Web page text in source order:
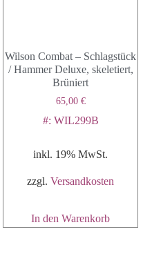
Wilson Combat – Schlagstück
/ Hammer Deluxe, skeletiert,
Brüniert
65,00 €
#: WIL299B
inkl. 19% MwSt.
zzgl.Versandkosten
In den Warenkorb